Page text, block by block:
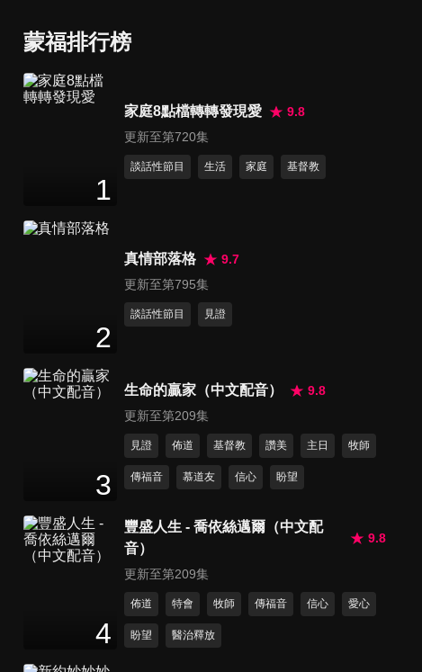
第98集 成為我異象、真光、使
主名更芬芳
17
第100集 古舊十架、奇妙十
16分鐘
一山崗名叫各各他、靠近十架
16
麻雀、耶穌領我
甘甜、你若愛我
第104集 神同在、祂藏我靈、
蒙福排行榜
1
家庭8點檔轉轉發現愛
9.8
更新至第720集
談話性節目 生活 家庭 基督教
2
真情部落格
9.7
更新至第795集
談話性節目 見證
3
生命的贏家（中文配音）
9.8
更新至第209集
見證 佈道 基督教 讚美 主日 牧師
傳福音 慕道友 信心 盼望
4
豐盛人生 - 喬依絲邁爾（中文配
音）
9.8
更新至第209集
佈道 特會 牧師 傳福音 信心 愛心
盼望 醫治釋放